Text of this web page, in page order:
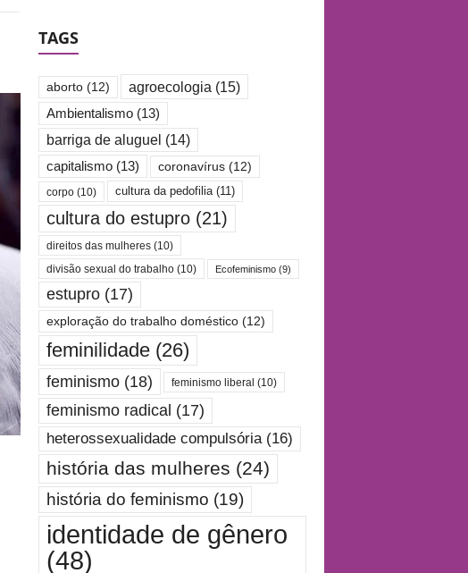
TAGS
aborto(12) agroecologia (15)
Ambientalismo(13)
barriga de aluguel (14)
capitalismo(13) coronavírus(12)
corpo(10) cultura da pedofilia(11)
cultura do estupro(21)
direitos das mulheres(10)
divisão sexual do trabalho(10) Ecofeminismo(9)
estupro(17)
exploração do trabalho doméstico(12)
feminilidade(26)
feminismo(18) feminismo liberal (10)
feminismo radical (17)
heterossexualidade compulsória(16)
história das mulheres (24)
história do feminismo (19)
identidade de gênero
(48)